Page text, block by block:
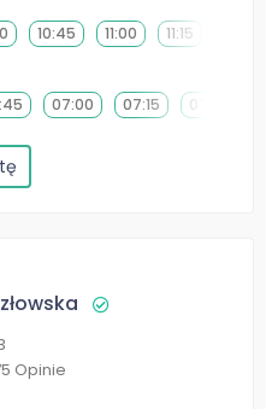
10:45 11:00 11:15
07:00 07:15 07:30
Opinie